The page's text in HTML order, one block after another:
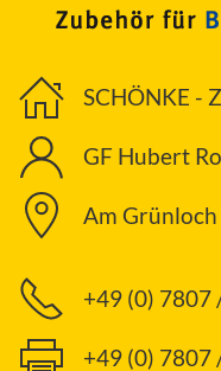
SCHÖNKE -
GF Hubert
Am
+49 (0) 7807
+49 (0) 7807